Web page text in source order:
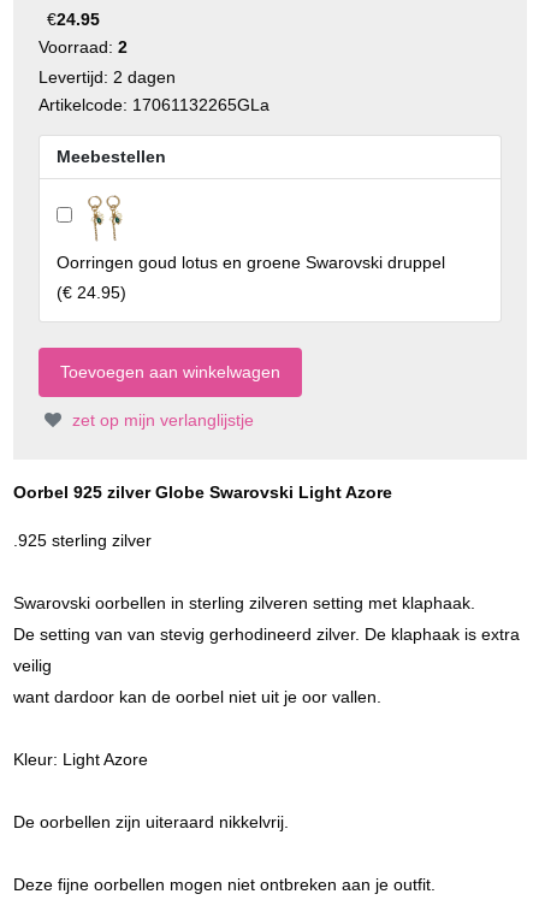
€24.95
Voorraad: 2
Levertijd: 2 dagen
Artikelcode: 17061132265GLa
Meebestellen
Oorringen goud lotus en groene Swarovski druppel
(€ 24.95)
zet op mijn verlanglijstje
Oorbel 925 zilver Globe Swarovski Light Azore
.925 sterling zilver
Swarovski oorbellen in sterling zilveren setting met klaphaak.
De setting van van stevig gerhodineerd zilver. De klaphaak is extra
veilig
want dardoor kan de oorbel niet uit je oor vallen.
Kleur: Light Azore
De oorbellen zijn uiteraard nikkelvrij.
Deze fijne oorbellen mogen niet ontbreken aan je outfit.